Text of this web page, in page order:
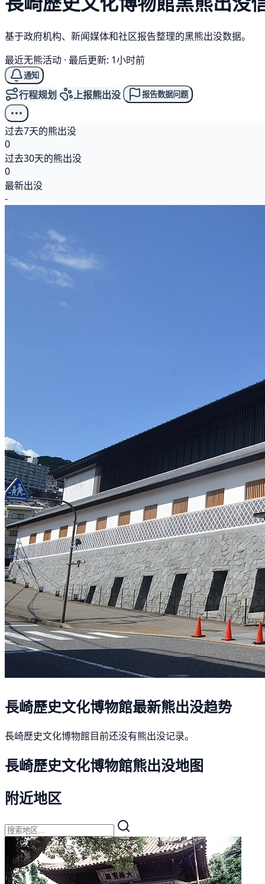
基于政府机构、新闻媒体和社区报告整理的黑熊出没数据。
最近无熊活动 · 最后更新: 1小时前
通知
行程规划 上报熊出没 报告数据问题
过去7天的熊出没
0
过去30天的熊出没
0
最新出没
-
長崎歷史文化博物館最新熊出没趋势
長崎歷史文化博物館目前还没有熊出没记录。
長崎歷史文化博物館熊出没地图
附近地区